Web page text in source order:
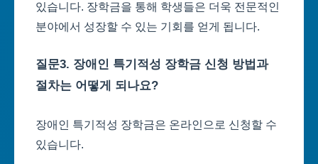
있습니다. 장학금을 통해 학생들은 더욱 전문적인
분야에서 성장할 수 있는 기회를 얻게 됩니다.
질문3. 장애인 특기적성 장학금 신청 방법과
절차는 어떻게 되나요?
장애인 특기적성 장학금은 온라인으로 신청할 수
있습니다.